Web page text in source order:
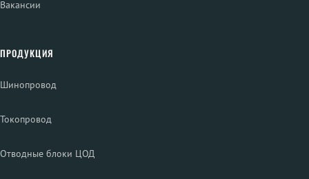
Вакансии
ПРОДУКЦИЯ
Шинопровод
Токопровод
Отводные блоки ЦОД